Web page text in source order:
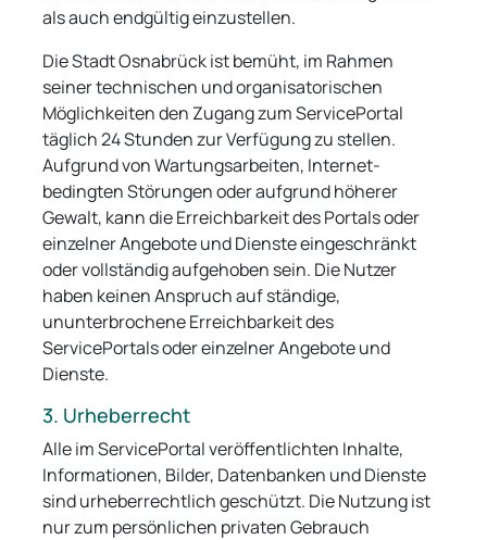
als auch endgültig einzustellen.
Die Stadt Osnabrück ist bemüht, im Rahmen
seiner technischen und organisatorischen
Möglichkeiten den Zugang zum ServicePortal
täglich 24 Stunden zur Verfügung zu stellen.
Aufgrund von Wartungsarbeiten, Internet-
bedingten Störungen oder aufgrund höherer
Gewalt, kann die Erreichbarkeit des Portals oder
einzelner Angebote und Dienste eingeschränkt
oder vollständig aufgehoben sein. Die Nutzer
haben keinen Anspruch auf ständige,
ununterbrochene Erreichbarkeit des
ServicePortals oder einzelner Angebote und
Dienste.
3. Urheberrecht
Alle im ServicePortal veröffentlichten Inhalte,
Informationen, Bilder, Datenbanken und Dienste
sind urheberrechtlich geschützt. Die Nutzung ist
nur zum persönlichen privaten Gebrauch